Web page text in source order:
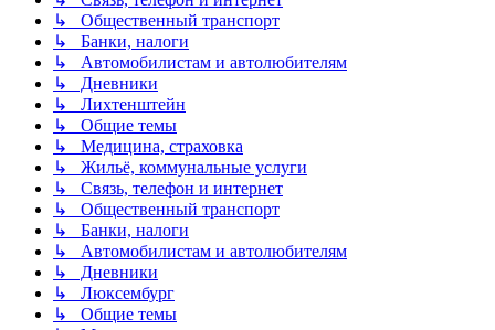
↳ Общественный транспорт
↳ Банки, налоги
↳ Автомобилистам и автолюбителям
↳ Дневники
↳ Лихтенштейн
↳ Общие темы
↳ Медицина, страховка
↳ Жильё, коммунальные услуги
↳ Связь, телефон и интернет
↳ Общественный транспорт
↳ Банки, налоги
↳ Автомобилистам и автолюбителям
↳ Дневники
↳ Люксембург
↳ Общие темы